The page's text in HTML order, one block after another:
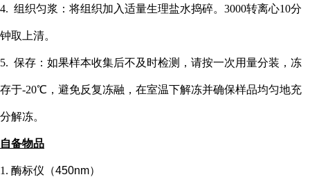
4. 组织匀浆：将组织加入适量生理盐水捣碎。3000转离心10分
钟取上清。
5. 保存：如果样本收集后不及时检测，请按一次用量分装，冻
存于-20℃，避免反复冻融，在室温下解冻并确保样品均匀地充
分解冻。
自备物品
1. 酶标仪（450nm）